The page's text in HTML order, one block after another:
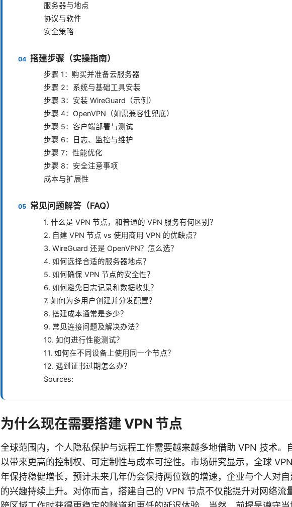
服务器与地点
协议与软件
安全策略
搭建步骤（实操指南）
步骤 1：购买并准备云服务器
步骤 2：系统与基础工具安装
步骤 3：安装 WireGuard（示例）
步骤 4：OpenVPN（如需兼容性兜底）
步骤 5：客户端部署与测试
步骤 6：日志、监控与维护
步骤 7：性能优化
步骤 8：安全注意事项
成本与扩展性
常见问题解答（FAQ）
1. 什么是 VPN 节点，和普通的 VPN 服务有何区别？
2. 自建 VPN 节点 vs 使用商用 VPN 的优缺点？
3. WireGuard 还是 OpenVPN？怎么选？
4. 如何选择合适的服务器地点？
5. 如何确保 VPN 节点的安全性？
6. 如何避免日志记录和数据收集？
7. 如何为多用户创建并分发配置？
8. 搭建成本通常是多少？
9. 常见连接问题及解决办法？
10. 如何进行性能测试？
11. 如何在不同设备上使用同一个节点？
12. 遇到证书过期怎么办？
Sources:
为什么现在需要搭建 VPN 节点
全球范围内，个人隐私保护与远程工作需要越来越多地借助 VPN 技术。
以带来更高的控制权、可定制性与成本可控性。市场研究显示，全球
年保持稳健增长，预计未来几年仍会保持两位数的增速，企业与个人对
的兴趣持续上升。对你而言，搭建自己的 VPN 节点不仅能提升对网络流